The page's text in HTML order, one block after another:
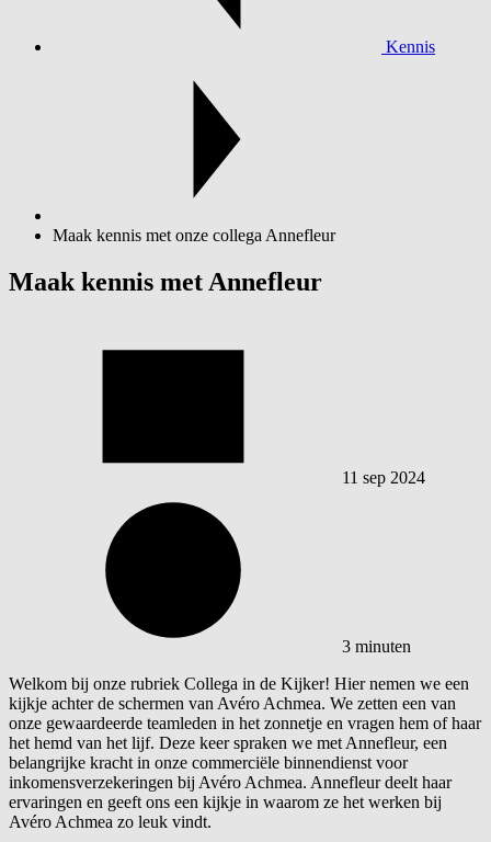
Kennis
Maak kennis met onze collega Annefleur
Maak kennis met Annefleur
11 sep 2024
3 minuten
Welkom bij onze rubriek Collega in de Kijker! Hier nemen we een
kijkje achter de schermen van Avéro Achmea. We zetten een van
onze gewaardeerde teamleden in het zonnetje en vragen hem of haar
het hemd van het lijf. Deze keer spraken we met Annefleur, een
belangrijke kracht in onze commerciële binnendienst voor
inkomensverzekeringen bij Avéro Achmea. Annefleur deelt haar
ervaringen en geeft ons een kijkje in waarom ze het werken bij
Avéro Achmea zo leuk vindt.